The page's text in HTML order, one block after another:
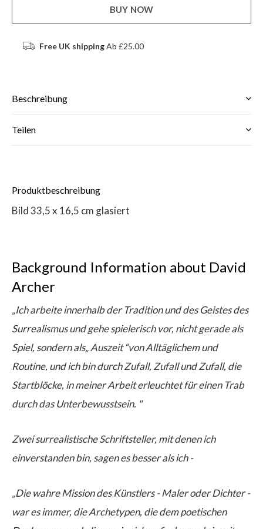
BUY NOW
Free UK shippingAb £25.00
Beschreibung
Teilen
Produktbeschreibung
Bild 33,5 x 16,5 cm glasiert
Background Information about David
Archer
„Ich arbeite innerhalb der Tradition und des Geistes des
Surrealismus und gehe spielerisch vor, nicht gerade als
Spiel, sondern als„ Auszeit “von Alltäglichem und
Routine, und ich bin durch Zufall, Zufall und Zufall, die
Startblöcke, in meiner Arbeit erleuchtet für einen Trab
durch das Unterbewusstsein. "
Zwei surrealistische Schriftsteller, mit denen ich
einverstanden bin, sagen es besser als ich -
„Die wahre Mission des Künstlers - Maler oder Dichter -
war es immer, die Archetypen, die dem poetischen